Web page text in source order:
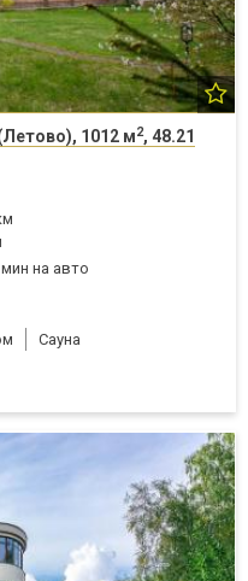
1012 м2, 48.21
на авто
Cауна